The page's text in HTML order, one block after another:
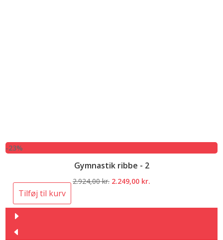
-23%
Gymnastik ribbe - 2
2.924,00kr. Den
2.249,00 kr.
Tilføj til kurv